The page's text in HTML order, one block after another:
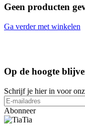
Geen producten
Ga verder met winkelen
Op de hoogte
Schrijf je hier in voor
Abonneer